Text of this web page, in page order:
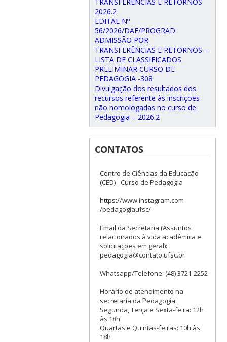
2026.2
EDITAL Nº
56/2026/DAE/PROGRAD
ADMISSÃO POR
TRANSFERÊNCIAS E RETORNOS –
LISTA DE CLASSIFICADOS
PRELIMINAR CURSO DE
PEDAGOGIA -308
Divulgação dos resultados dos
recursos referente às inscrições
não homologadas no curso de
Pedagogia – 2026.2
CONTATOS
Centro de Ciências da Educação
(CED) - Curso de Pedagogia
https://www.instagram.com
/pedagogiaufsc/
Email da Secretaria (Assuntos
relacionados à vida acadêmica e
solicitações em geral):
pedagogia@contato.ufsc.br
Whatsapp/Telefone: (48) 3721-2252
Horário de atendimento na
secretaria da Pedagogia:
Segunda, Terça e Sexta-feira: 12h
às 18h
Quartas e Quintas-feiras: 10h às
18h